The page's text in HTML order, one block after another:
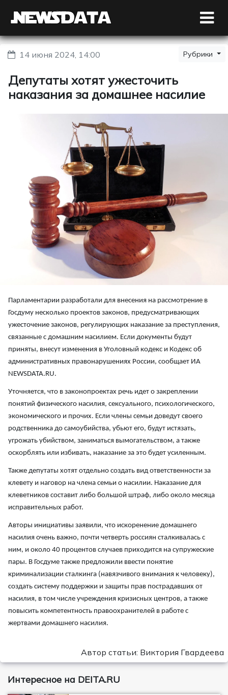
14 июня 2024, 14:00 Рубрики
Депутаты хотят ужесточить
наказания за домашнее насилие
Парламентарии разработали для внесения на рассмотрение в
Госдуму несколько проектов законов, предусматривающих
ужесточение законов, регулирующих наказание за преступления,
связанные с домашним насилием. Если документы будут
приняты, внесут изменения в Уголовный кодекс и Кодекс об
административных правонарушениях России, сообщает ИА
NEWSDATA.RU.
Уточняется, что в законопроектах речь идет о закреплении
понятий физического насилия, сексуального, психологического,
экономического и прочих. Если члены семьи доведут своего
родственника до самоубийства, убьют его, будут истязать,
угрожать убийством, заниматься вымогательством, а также
оскорблять или избивать, наказание за это будет усиленным.
Также депутаты хотят отдельно создать вид ответственности за
клевету и наговор на члена семьи о насилии. Наказание для
клеветников составит либо большой штраф, либо около месяца
исправительных работ.
Авторы инициативы заявили, что искоренение домашнего
насилия очень важно, почти четверть россиян сталкивалась с
ним, и около 40 процентов случаев приходится на супружеские
пары. В Госдуме также предложили ввести понятие
криминализации сталкинга (навязчивого внимания к человеку),
создать систему поддержки и защиты прав пострадавших от
насилия, в том числе учреждения кризисных центров, а также
повысить компетентность правоохранителей в работе с
жертвами домашнего насилия.
Автор статьи: Виктория Гвардеева
Интересное на DEITA.RU